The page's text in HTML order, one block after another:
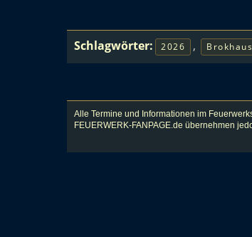
Schlagwörter: 2026 ,
Alle Termine und Informationen im
FEUERWERK-FANPAGE.de übernehmen